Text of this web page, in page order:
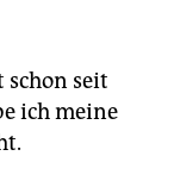
schon seit
ich meine